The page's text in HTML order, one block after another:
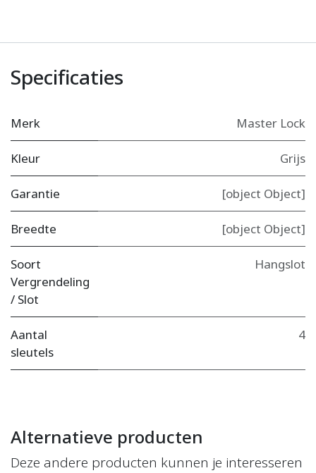
Specificaties
Merk Master Lock
Kleur Grijs
Garantie [object Object]
Breedte [object Object]
Soort
Vergrendeling
/ Slot
Hangslot
Aantal
sleutels
4
Alternatieve producten
Deze andere producten kunnen je interesseren